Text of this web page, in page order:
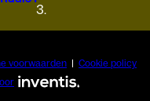
voorwaarden
Cookie policy